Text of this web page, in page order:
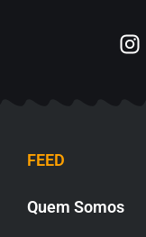
FEED
Quem Somos